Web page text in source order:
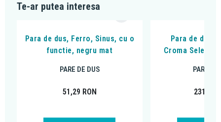
Te-ar putea interesa
Para de dus, Ferro, Sinus, cu o
functie, negru mat
PARE DE DUS
51,29 RON
Para de dus
Croma Select
PARE DE
231,86